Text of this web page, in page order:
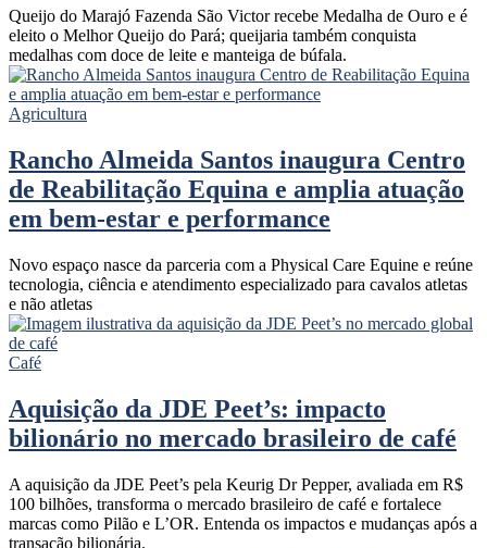
Queijo do Marajó Fazenda São Victor recebe Medalha de Ouro e é
eleito o Melhor Queijo do Pará; queijaria também conquista
medalhas com doce de leite e manteiga de búfala.
Agricultura
Rancho Almeida Santos inaugura Centro
de Reabilitação Equina e amplia atuação
em bem-estar e performance
Novo espaço nasce da parceria com a Physical Care Equine e reúne
tecnologia, ciência e atendimento especializado para cavalos atletas
e não atletas
Café
Aquisição da JDE Peet’s: impacto
bilionário no mercado brasileiro de café
A aquisição da JDE Peet’s pela Keurig Dr Pepper, avaliada em R$
100 bilhões, transforma o mercado brasileiro de café e fortalece
marcas como Pilão e L’OR. Entenda os impactos e mudanças após a
transação bilionária.